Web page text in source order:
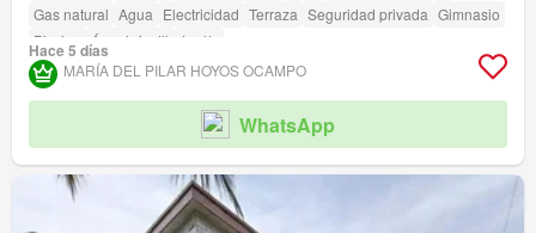
Gas natural Agua Electricidad Terraza Seguridad privada Gimnasio
Piscina
Área infantil Jardín
Hace 5 días
MARÍA DEL PILAR HOYOS OCAMPO
WhatsApp